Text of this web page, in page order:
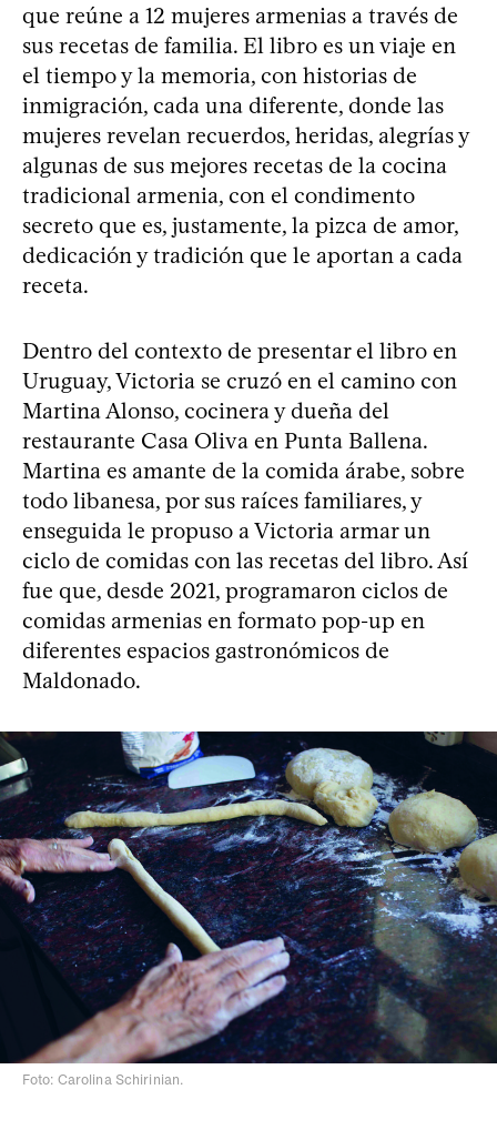
que reúne a 12 mujeres armenias a través de
sus recetas de familia. El libro es un viaje en
el tiempo y la memoria, con historias de
inmigración, cada una diferente, donde las
mujeres revelan recuerdos, heridas, alegrías y
algunas de sus mejores recetas de la cocina
tradicional armenia, con el condimento
secreto que es, justamente, la pizca de amor,
dedicación y tradición que le aportan a cada
receta.
Dentro del contexto de presentar el libro en
Uruguay, Victoria se cruzó en el camino con
Martina Alonso, cocinera y dueña del
restaurante Casa Oliva en Punta Ballena.
Martina es amante de la comida árabe, sobre
todo libanesa, por sus raíces familiares, y
enseguida le propuso a Victoria armar un
ciclo de comidas con las recetas del libro. Así
fue que, desde 2021, programaron ciclos de
comidas armenias en formato pop-up en
diferentes espacios gastronómicos de
Maldonado.
Foto: Carolina Schirinian.